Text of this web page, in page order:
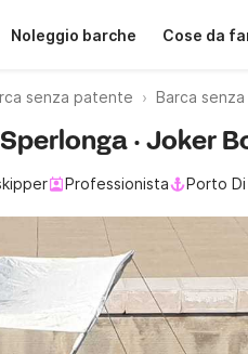
Noleggio barche Cose da
senza patente Barca
· Joker
Professionista Porto